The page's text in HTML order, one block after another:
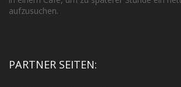
aufzusuchen.
PARTNER SEITEN: